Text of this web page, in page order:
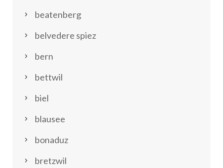
beatenberg
belvedere spiez
bern
bettwil
biel
blausee
bonaduz
bretzwil